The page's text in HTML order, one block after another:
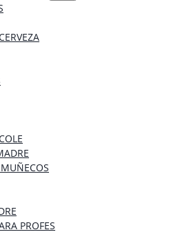
PROFES